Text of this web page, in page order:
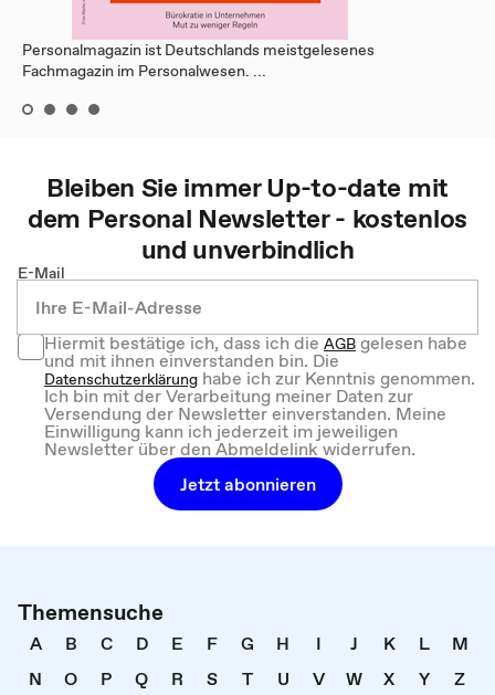
Personalmagazin ist Deutschlands meistgelesenes
Fachmagazin im Personalwesen. ...
Bleiben Sie immer Up-to-date mit
dem Personal Newsletter - kostenlos
und unverbindlich
E-Mail
Hiermit bestätige ich, dass ich dieAGBgelesen habe
und mit ihnen einverstanden bin. Die
Datenschutzerklärung habe ich zur Kenntnis genommen.
Ich bin mit der Verarbeitung meiner Daten zur
Versendung der Newsletter einverstanden. Meine
Einwilligung kann ich jederzeit im jeweiligen
Newsletter über den Abmeldelink widerrufen.
Jetzt abonnieren
Themensuche
A B C D E F G H I J K L
M
N
O P Q R S T U V W X Y
Z